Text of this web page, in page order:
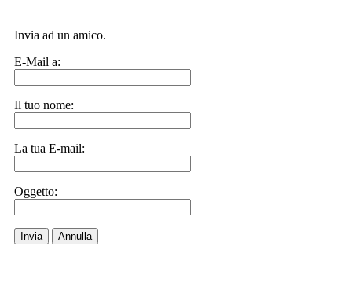
Invia ad un amico.
E-Mail a:
Il tuo nome:
La tua E-mail:
Oggetto:
Invia Annulla